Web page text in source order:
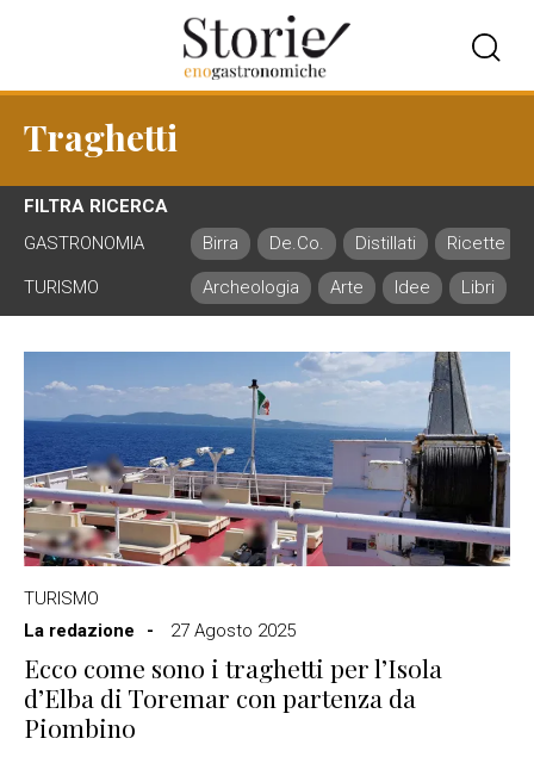
Traghetti
FILTRA RICERCA
GASTRONOMIA
Birra De.Co. Distillati Ricette
TURISMO Archeologia Arte Idee Libri
TURISMO
La redazione
27 Agosto 2025
Ecco come sono i traghetti per l’Isola
d’Elba di Toremar con partenza da
Piombino